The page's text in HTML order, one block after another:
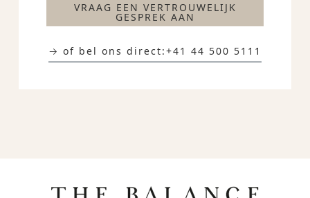
VRAAG EEN VERTROUWELIJK
GESPREK AAN
→ of bel ons direct:+41 44 500 5111